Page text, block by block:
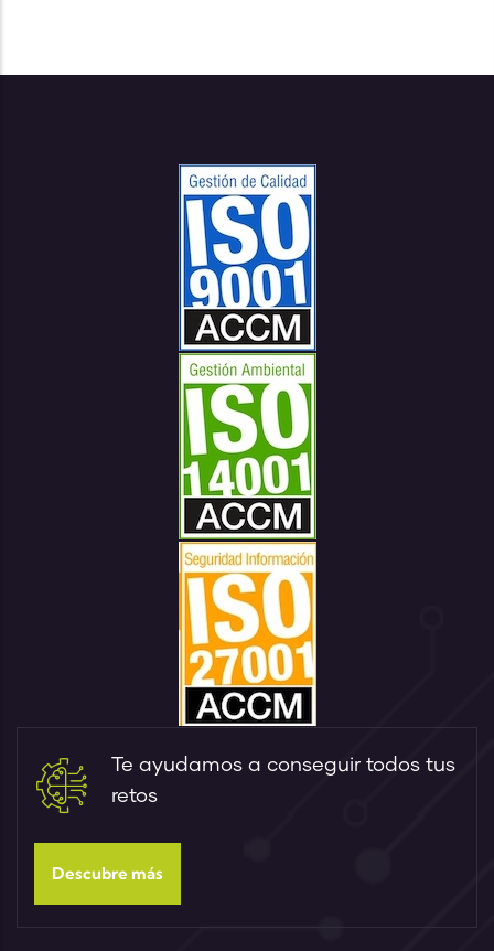
Te ayudamos a conseguir todos tus
retos
Descubre más